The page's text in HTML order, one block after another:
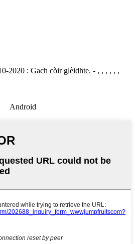
2020 : Gach còir glèidhte. - , , , , , ,
Android